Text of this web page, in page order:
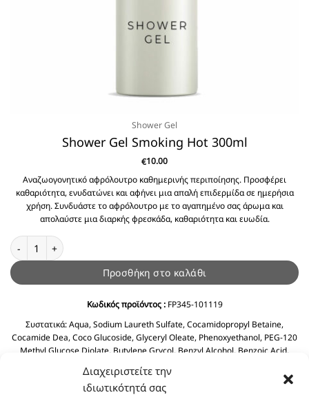
Διαχειριστείτε την
ιδιωτικότητά σας
Shower Gel
Shower Gel Smoking Hot 300ml
€10.00
Αναζωογονητικό αφρόλουτρο καθημερινής περιποίησης. Προσφέρει
καθαριότητα, ενυδατώνει και αφήνει μια απαλή επιδερμίδα σε ημερήσια
χρήση. Συνδυάστε το αφρόλουτρο με το αγαπημένο σας άρωμα και
απολαύστε μια διαρκής φρεσκάδα, καθαριότητα και ευωδία.
Shower Gel Smoking Hot 300ml ποσότητα
Προσθήκη στο καλάθι
Κωδικός προϊόντος :FP345-101119
Συστατικά:Aqua, Sodium Laureth Sulfate, Cocamidopropyl Betaine,
Cocamide Dea, Coco Glucoside, Glyceryl Oleate, Phenoxyethanol, PEG-120
Methyl Glucose Diolate, Butylene Grycol, Benzyl Alcohol, Benzoic Acid,
Europaea (Olive) Fruit Olive Oil, Sodium Benzoate, Sodium Sulfate, Citric
Acid.